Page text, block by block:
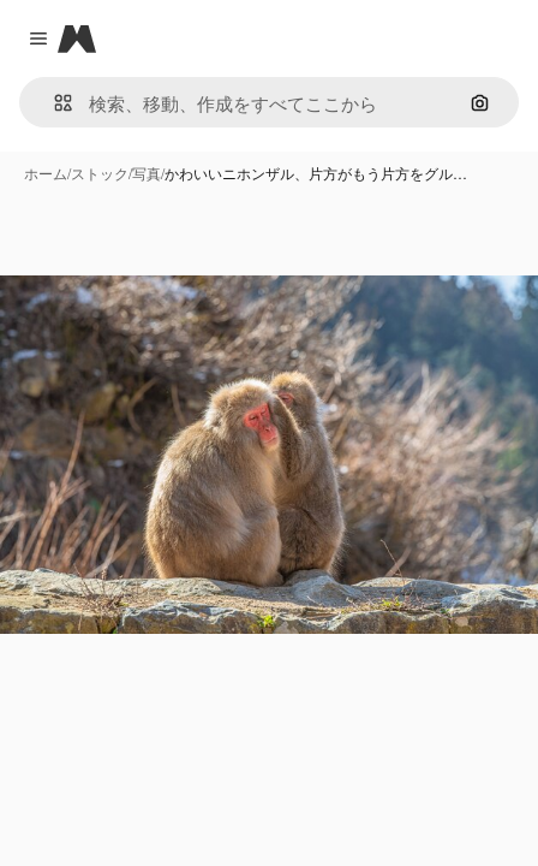
Close menu
Magnific
画像で
ホーム/ストック/写真/かわいいニホンザル、片方がもう片方をグル…